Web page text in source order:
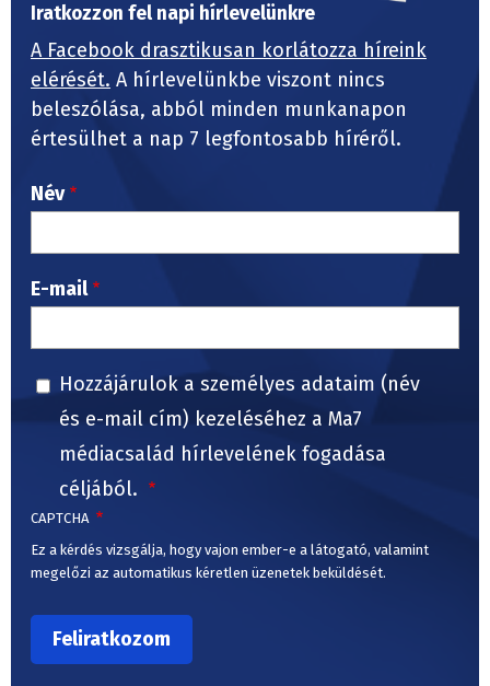
Iratkozzon fel napi hírlevelünkre
A Facebook drasztikusan korlátozza híreink
elérését. A hírlevelünkbe viszont nincs
beleszólása, abból minden munkanapon
értesülhet a nap 7 legfontosabb híréről.
Név
E-mail
Hozzájárulok a személyes adataim (név
és e-mail cím) kezeléséhez a Ma7
médiacsalád hírlevelének fogadása
céljából.
CAPTCHA
Ez a kérdés vizsgálja, hogy vajon ember-e a látogató, valamint
megelőzi az automatikus kéretlen üzenetek beküldését.